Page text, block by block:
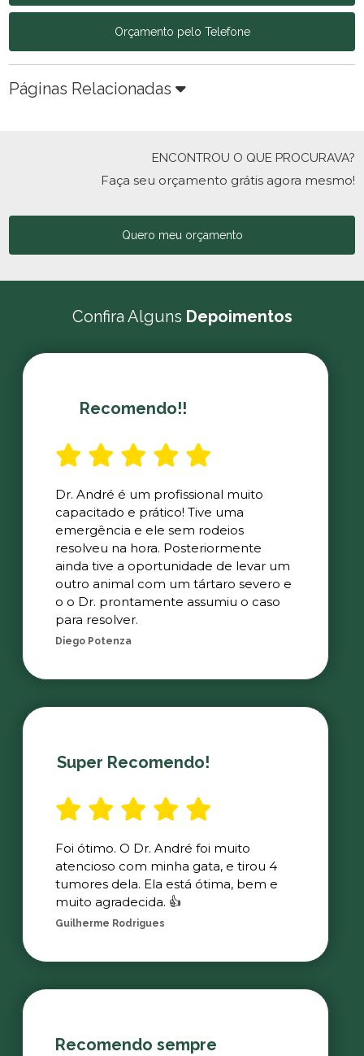
Orçamento pelo Telefone
Páginas Relacionadas
ENCONTROU O QUE PROCURAVA?
Faça seu orçamento grátis agora mesmo!
Quero meu orçamento
Confira Alguns Depoimentos
Recomendo!!
Dr. André é um profissional muito
capacitado e prático! Tive uma
emergência e ele sem rodeios
resolveu na hora. Posteriormente
ainda tive a oportunidade de levar um
outro animal com um tártaro severo e
o o Dr. prontamente assumiu o caso
para resolver.
Diego Potenza
Super Recomendo!
Foi ótimo. O Dr. André foi muito
atencioso com minha gata, e tirou 4
tumores dela. Ela está ótima, bem e
muito agradecida. 👍
Guilherme Rodrigues
Recomendo sempre